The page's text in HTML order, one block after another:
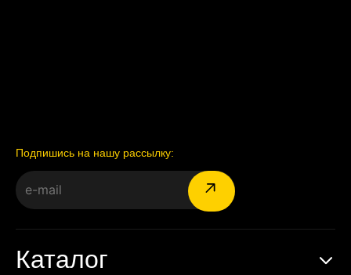
Подпишись на нашу рассылку:
Каталог